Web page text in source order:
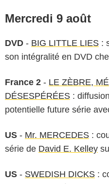
Mercredi 9 août
DVD - BIG LITTLE LIES :
son intégralité en DVD
France 2 - LE ZÈBRE,
DÉSESPÉRÉES :
potentielle future série
US - Mr. MERCEDES :
série de David E. Kelley
US - SWEDISH DICKS :